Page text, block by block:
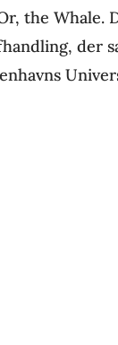
the Whale.
der